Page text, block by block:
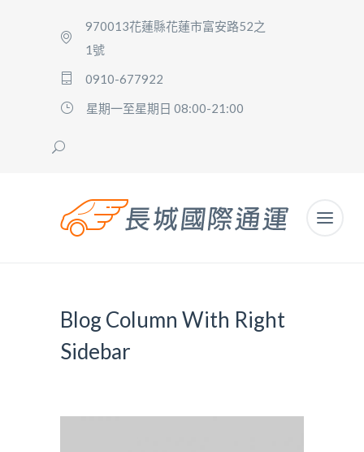
970013花蓮縣花蓮市富安路52之
1號
0910-677922
星期一至星期日 08:00-21:00
Blog Column With Right
Sidebar